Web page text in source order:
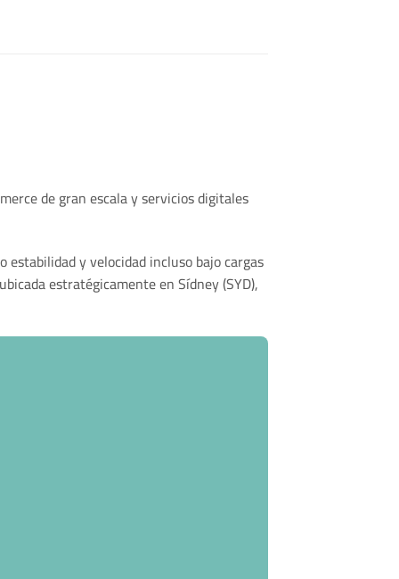
de gran escala y servicios digitales
y velocidad incluso bajo cargas
estratégicamente en Sídney (SYD),